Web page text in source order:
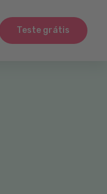
Teste grátis